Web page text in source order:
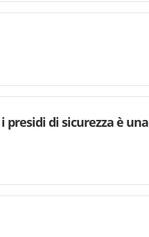
presidi di sicurezza è una